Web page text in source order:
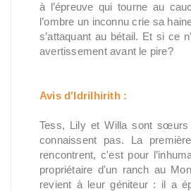
à l’épreuve qui tourne au
l’ombre un inconnu crie sa
s’attaquant au bétail. Et si ce
avertissement avant le pire?
Avis d'Idrilhirith :
Tess, Lily et Willa sont
connaissent pas. La
rencontrent, c'est pour
propriétaire d'un ranch au
revient à leur géniteur : il a